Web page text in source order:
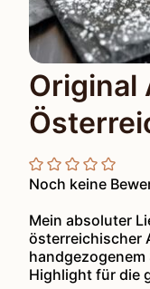
Original
Noch keine
Mein absoluter
österreichischer
Highlight für die